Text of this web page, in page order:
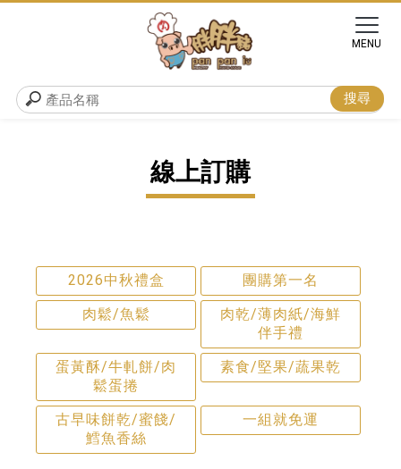
線上訂購
2026中秋禮盒
團購第一名
肉鬆/魚鬆
肉乾/薄肉紙/海鮮
伴手禮
蛋黃酥/牛軋餅/肉
鬆蛋捲
素食/堅果/蔬果乾
古早味餅乾/蜜餞/
鱈魚香絲
一組就免運